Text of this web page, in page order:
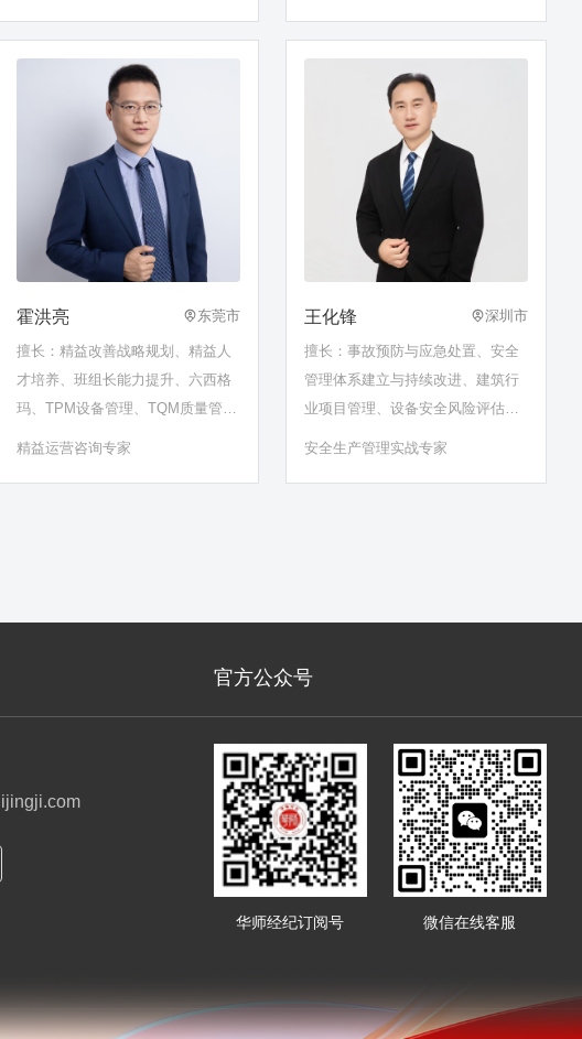
霍洪亮 东莞市
擅长：精益改善战略规划、精益人
才培养、班组长能力提升、六西格
玛、TPM设备管理、TQM质量管
理、安全生产管理……
精益运营咨询专家
王化锋 深圳市
擅长：事故预防与应急处置、安全
管理体系建立与持续改进、建筑行
业项目管理、设备安全风险评估和
改善、职业病预防和控制管理、生
安全生产管理实战专家
官方公众号
华师经纪订阅号 微信在线客服